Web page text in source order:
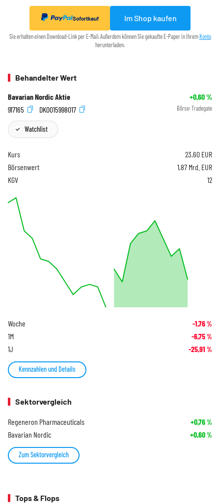
Sofortkauf Im Shop kaufen
Sie erhalten einen Download-Link per E-Mail. Außerdem können Sie gekaufte E-Paper in Ihrem Konto
herunterladen.
Behandelter Wert
Bavarian Nordic Aktie +0,60%
917165
DK0015998017 Börse: Tradegate
Watchlist
Kurs 23,60 EUR
Börsenwert
1,87 Mrd. EUR
KGV
12
Woche -1,76%
1M -6,75%
1J -25,91 %
Kennzahlen und Details
Sektorvergleich
Regeneron Pharmaceuticals +0,76%
Bavarian Nordic +0,60%
Zum Sektorvergleich
Tops & Flops